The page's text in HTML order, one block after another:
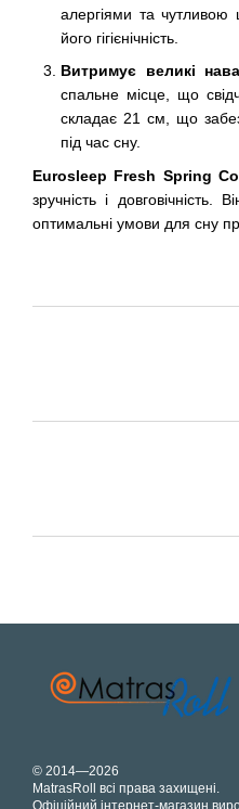
алергіями та
його гігієнічність.
Витримує великі
спальне місце, що
складає 21 см, що
під час сну.
Eurosleep Fresh Spring
зручність і
оптимальні умови для сну
© 2014—2026
MatrasRoll всі права захищені.
Офіційний інтернет-магазин